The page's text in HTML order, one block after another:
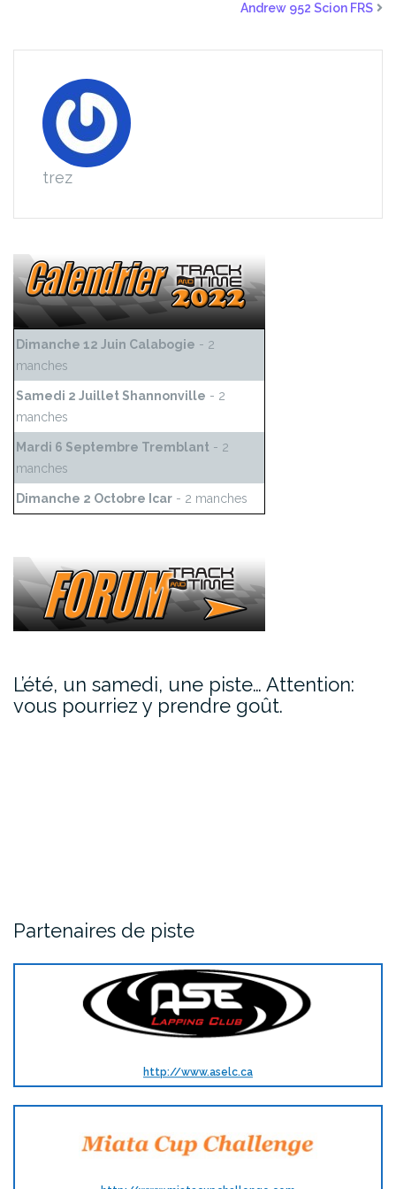
Andrew 952 Scion FRS
trez
Dimanche 12 Juin Calabogie - 2
manches
Samedi 2 Juillet Shannonville - 2
manches
Mardi 6 Septembre Tremblant - 2
manches
Dimanche 2 Octobre Icar - 2 manches
L’été, un samedi, une piste… Attention:
vous pourriez y prendre goût.
Partenaires de piste
http://www.aselc.ca